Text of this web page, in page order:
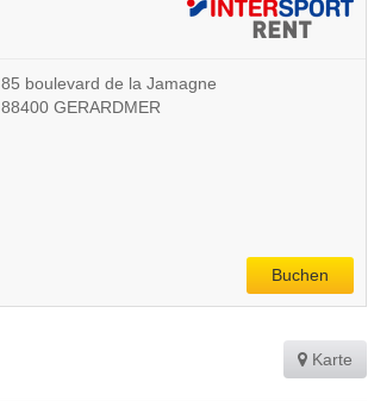
85 boulevard de la Jamagne
88400 GERARDMER
Buchen
Karte